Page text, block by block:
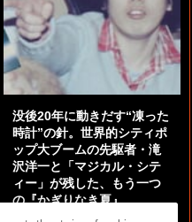
没後20年に動きだす“凍った
時計”の針。世界的シティポ
ップ大ブームの先駆者・滝
沢洋一と「マジカル・シテ
ィー」が残した、もう一つ
の『かぎりなき夏』